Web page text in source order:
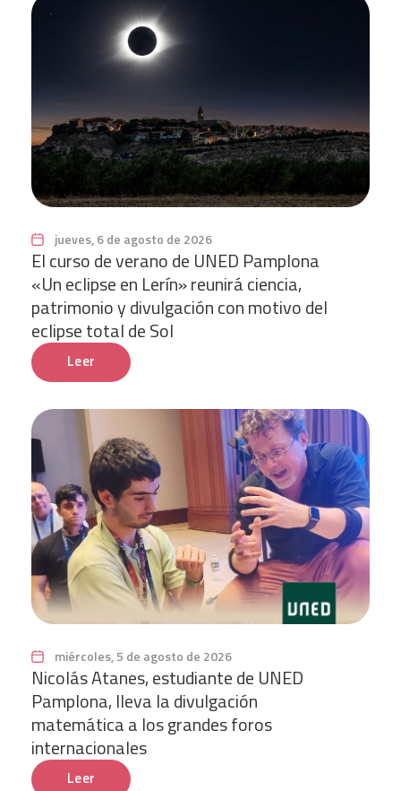
jueves, 6 de agosto de 2026
El curso de verano de UNED Pamplona
«Un eclipse en Lerín» reunirá ciencia,
patrimonio y divulgación con motivo del
eclipse total de Sol
Leer
miércoles, 5 de agosto de 2026
Nicolás Atanes, estudiante de UNED
Pamplona, lleva la divulgación
matemática a los grandes foros
internacionales
Leer